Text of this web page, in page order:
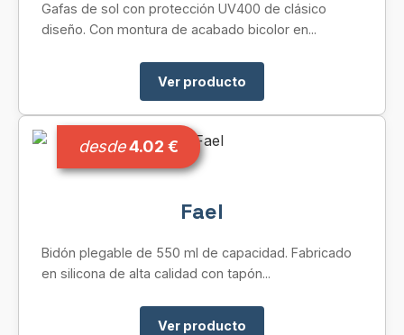
Gafas de sol con protección UV400 de clásico
diseño. Con montura de acabado bicolor en...
Ver producto
desde4.02 €
Fael
Bidón plegable de 550 ml de capacidad. Fabricado
en silicona de alta calidad con tapón...
Ver producto